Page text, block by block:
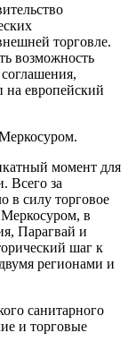
торговле.
возможность
на европейский
момент для
Всего за
в силу торговое
в
Парагвай и
шаг к
регионами и
санитарного
и торговые